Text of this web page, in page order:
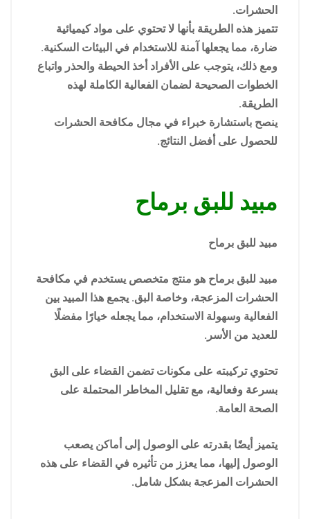
الحشرات.
تتميز هذه الطريقة بأنها لا تحتوي على مواد كيميائية
ضارة، مما يجعلها آمنة للاستخدام في البيئات السكنية.
ومع ذلك، يتوجب على الأفراد أخذ الحيطة والحذر واتباع
الخطوات الصحيحة لضمان الفعالية الكاملة لهذه
الطريقة.
ينصح باستشارة خبراء في مجال مكافحة الحشرات
للحصول على أفضل النتائج.
مبيد للبق برماح
مبيد للبق برماح
مبيد للبق برماح هو منتج متخصص يستخدم في مكافحة
الحشرات المزعجة، وخاصة البق. يجمع هذا المبيد بين
الفعالية وسهولة الاستخدام، مما يجعله خيارًا مفضلًا
للعديد من الأسر.
تحتوي تركيبته على مكونات تضمن القضاء على البق
بسرعة وفعالية، مع تقليل المخاطر المحتملة على
الصحة العامة.
يتميز أيضًا بقدرته على الوصول إلى أماكن يصعب
الوصول إليها، مما يعزز من تأثيره في القضاء على هذه
الحشرات المزعجة بشكل شامل.